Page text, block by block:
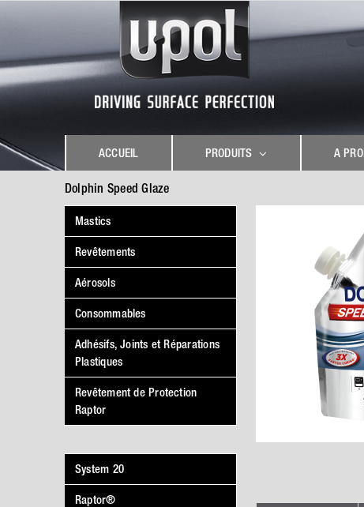
ACCUEIL PRODUITS A
Dolphin Speed Glaze
Mastics
Revêtements
Aérosols
Consommables
Adhésifs, Joints et Réparations
Plastiques
Revêtement de Protection
Raptor
System 20
Raptor®